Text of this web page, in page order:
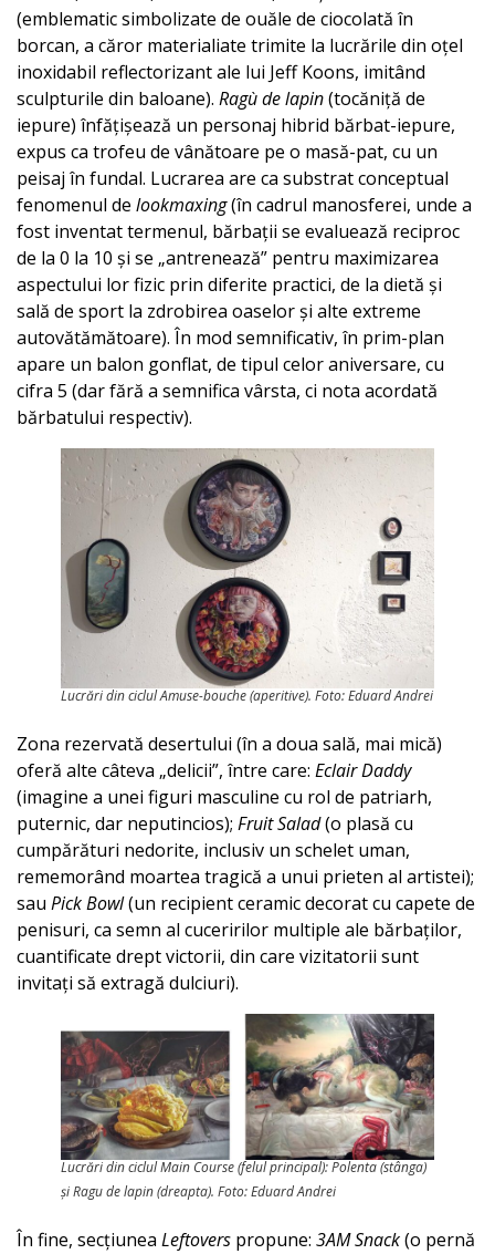
(emblematic simbolizate de ouăle de ciocolată în
borcan, a căror materialiate trimite la lucrările din oțel
inoxidabil reflectorizant ale lui Jeff Koons, imitând
sculpturile din baloane). Ragù de lapin(tocăniță de
iepure) înfățișează un personaj hibrid bărbat-iepure,
expus ca trofeu de vânătoare pe o masă-pat, cu un
peisaj în fundal. Lucrarea are ca substrat conceptual
fenomenul de lookmaxing(în cadrul manosferei, unde a
fost inventat termenul, bărbații se evaluează reciproc
de la 0 la 10 și se „antrenează” pentru maximizarea
aspectului lor fizic prin diferite practici, de la dietă și
sală de sport la zdrobirea oaselor și alte extreme
autovătămătoare). În mod semnificativ, în prim-plan
apare un balon gonflat, de tipul celor aniversare, cu
cifra 5 (dar fără a semnifica vârsta, ci nota acordată
bărbatului respectiv).
Lucrări din ciclulAmuse-bouche (aperitive). Foto: Eduard Andrei
Zona rezervată desertului (în a doua sală, mai mică)
oferă alte câteva „delicii”, între care: Eclair Daddy
(imagine a unei figuri masculine cu rol de patriarh,
puternic, dar neputincios); Fruit Salad(o plasă cu
cumpărături nedorite, inclusiv un schelet uman,
rememorând moartea tragică a unui prieten al artistei);
sau Pick Bowl(un recipient ceramic decorat cu capete de
penisuri, ca semn al cuceririlor multiple ale bărbaților,
cuantificate drept victorii, din care vizitatorii sunt
invitați să extragă dulciuri).
Lucrări din ciclulMain Course (felul principal):Polenta(stânga)
șiRagu de lapin(dreapta). Foto: Eduard Andrei
În fine, secțiunea Leftovers propune: 3AM Snack(o pernă